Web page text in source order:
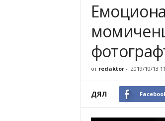
от redaktor- 2019/10/13
ДЯЛ